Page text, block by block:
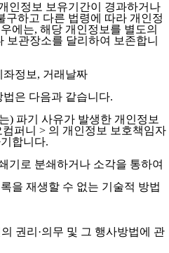
인정보 보유기간이 경과하거나
구하고 다른 법령에 따라 개인정
에는, 해당 개인정보를 별도의
관장소를 달리하여 보존합니
좌정보, 거래날짜
은 다음과 같습니다.
) 파기 사유가 발생한 개인정보
퍼니 > 의 개인정보 보호책임자
합니다.
기로 분쇄하거나 소각을 통하여
을 재생할 수 없는 기술적 방법
권리·의무 및 그 행사방법에 관